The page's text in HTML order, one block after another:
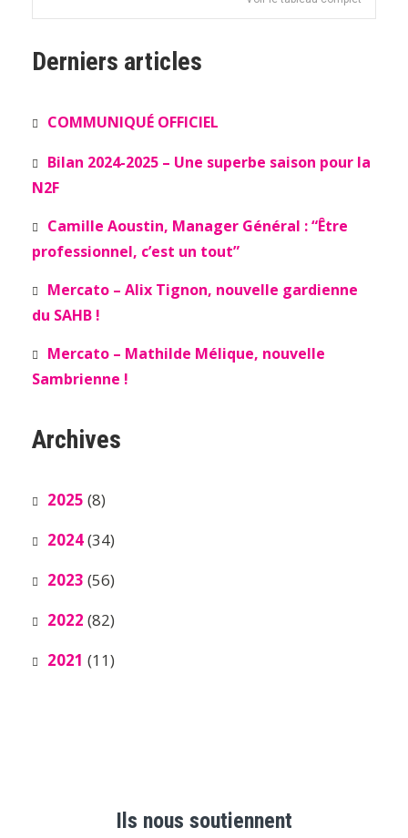
Derniers articles
COMMUNIQUÉ OFFICIEL
Bilan 2024-2025 – Une superbe saison pour la
N2F
Camille Aoustin, Manager Général : “Être
professionnel, c’est un tout”
Mercato – Alix Tignon, nouvelle gardienne
du SAHB !
Mercato – Mathilde Mélique, nouvelle
Sambrienne !
Archives
2025 (8)
2024(34)
2023 (56)
2022 (82)
2021 (11)
Ils nous soutiennent